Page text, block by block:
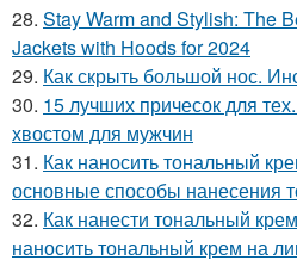
28. Stay Warm and Stylish: The
Jackets with Hoods for 2024
29. Как скрыть большой нос.
30. 15 лучших причесок для
хвостом для мужчин
31. Как наносить тональный
основные способы нанесения
32. Как нанести тональный
наносить тональный крем на